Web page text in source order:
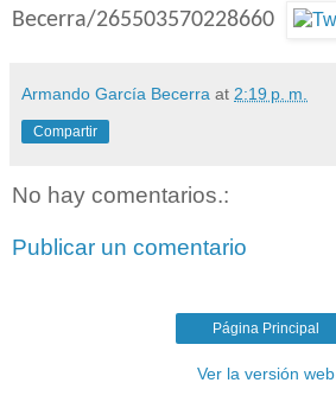
Becerra/265503570228660
Armando García Becerra at 2:19 p. m.
Compartir
No hay comentarios.:
Publicar un comentario
Página Principal
Ver la versión web